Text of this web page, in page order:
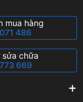
mua hàng
486
sửa chữa
669